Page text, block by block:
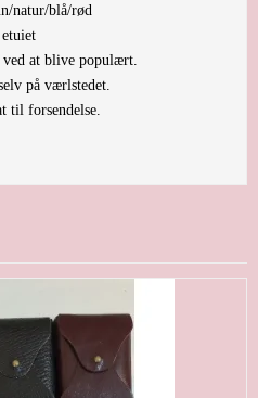
natur/blå/rød
at blive populært.
på værlstedet.
til forsendelse.